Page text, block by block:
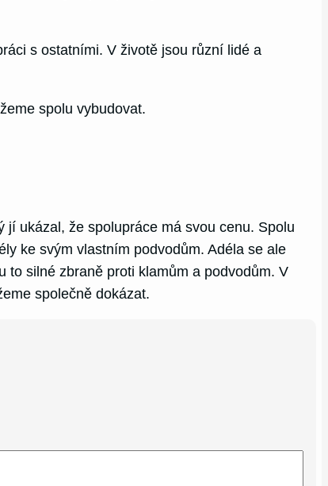
s ostatními. V životě jsou různí lidé a
spolu vybudovat.
ukázal, že spolupráce má svou cenu. Spolu
ke svým vlastním podvodům. Adéla se ale
to silné zbraně proti klamům a podvodům. V
společně dokázat.